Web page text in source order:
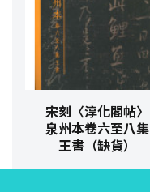
宋刻〈淳化閣帖〉
泉州本卷六至八集
王書（缺貨）